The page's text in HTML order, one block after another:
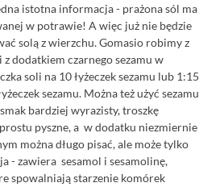
istotna informacja - prażona sól ma
w potrawie! A więc już nie będzie
solą z wierzchu. Gomasio robimy z
dodatkiem czarnego sezamu w
soli na 10 łyżeczek sezamu lub 1:15
sezamu. Można też użyć sezamu
bardziej wyrazisty, troszkę
pyszne, a w dodatku niezmiernie
można długo pisać, ale może tylko
- zawiera sesamol i sesamolinę,
spowalniają starzenie komórek